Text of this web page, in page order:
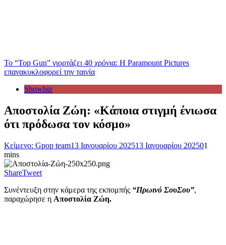
Το “Top Gun” γιορτάζει 40 χρόνια: Η Paramount Pictures
επανακυκλοφορεί την ταινία
Showbiz
Αποστολία Ζώη: «Κάποια στιγμή ένιωσα
ότι πρόδωσα τον κόσμο»
Κείμενο: Gpop team13 Ιανουαρίου 202513 Ιανουαρίου 202501
mins
ShareTweet
Συνέντευξη στην κάμερα της εκπομπής “Πρωινό ΣουΣου”,
παραχώρησε η Αποστολία Ζώη.